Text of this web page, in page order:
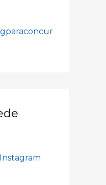
Instagram